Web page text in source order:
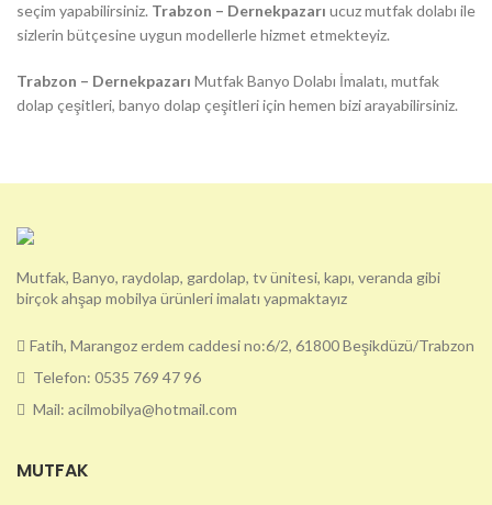
seçim yapabilirsiniz. Trabzon – Dernekpazarı ucuz mutfak dolabı ile
sizlerin bütçesine uygun modellerle hizmet etmekteyiz.
Trabzon – Dernekpazarı Mutfak Banyo Dolabı İmalatı, mutfak
dolap çeşitleri, banyo dolap çeşitleri için hemen bizi arayabilirsiniz.
Mutfak, Banyo, raydolap, gardolap, tv ünitesi, kapı, veranda gibi
birçok ahşap mobilya ürünleri imalatı yapmaktayız
Fatih, Marangoz erdem caddesi no:6/2, 61800 Beşikdüzü/Trabzon
Telefon: 0535 769 47 96
Mail: acilmobilya@hotmail.com
MUTFAK